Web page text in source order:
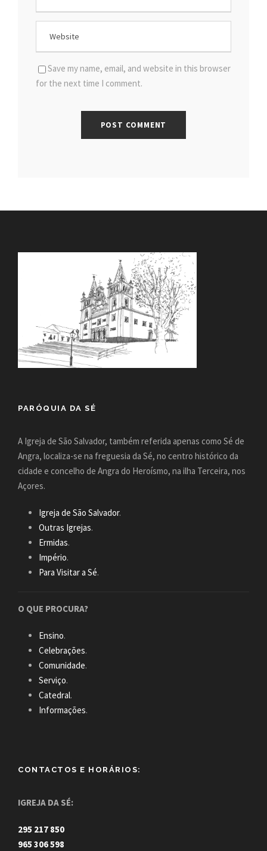
Save my name, email, and website in this browser
for the next time I comment.
PARÓQUIA DA SÉ
A Igreja de São Salvador, também referida apenas como Sé de
Angra, localiza-se na freguesia da Sé, no centro histórico da
cidade e concelho de Angra do Heroísmo, na ilha Terceira, nos
Açores.
Igreja de São Salvador.
Outras Igrejas.
Ermidas.
Império.
Para Visitar a Sé.
O QUE PROCURA?
Ensino.
Celebrações.
Comunidade.
Serviço.
Catedral.
Informações.
CONTACTOS E HORÁRIOS:
IGREJA DA SÉ:
295 217 850
965 306 598